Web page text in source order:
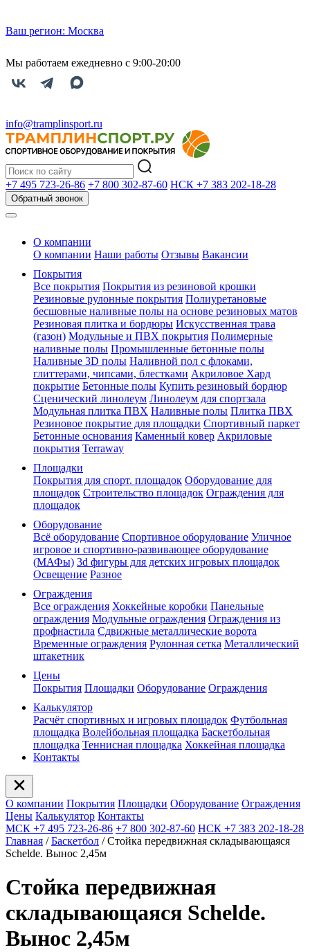
Ваш регион: Москва
Мы работаем ежедневно с 9:00-20:00
info@tramplinsport.ru
+7 495 723-26-86 +7 800 302-87-60 НСК +7 383 202-18-28
Обратный звонок
О компании
О компании Наши работы Отзывы Вакансии
Покрытия
Все покрытия Покрытия из резиновой крошки
Резиновые рулонные покрытия Полиуретановые
бесшовные наливные полы на основе резиновых матов
Резиновая плитка и бордюры Искусственная трава
(газон) Модульные и ПВХ покрытия Полимерные
наливные полы Промышленные бетонные полы
Наливные 3D полы Наливной пол с флоками,
глиттерами, чипсами, блестками Акриловое Хард
покрытие Бетонные полы Купить резиновый бордюр
Сценический линолеум Линолеум для спортзала
Модульная плитка ПВХ Наливные полы Плитка ПВХ
Резиновое покрытие для площадки Спортивный паркет
Бетонные основания Каменный ковер Акриловые
покрытия Terraway
Площадки
Покрытия для спорт. площадок Оборудование для
площадок Строительство площадок Ограждения для
площадок
Оборудование
Всё оборудование Спортивное оборудование Уличное
игровое и спортивно-развивающее оборудование
(МАФы) 3d фигуры для детских игровых площадок
Освещение Разное
Ограждения
Все ограждения Хоккейные коробки Панельные
ограждения Модульные ограждения Ограждения из
профнастила Сдвижные металлические ворота
Временные ограждения Рулонная сетка Металлический
штакетник
Цены
Покрытия Площадки Оборудование Ограждения
Калькулятор
Расчёт спортивных и игровых площадок Футбольная
площадка Волейбольная площадка Баскетбольная
площадка Теннисная площадка Хоккейная площадка
Контакты
О компании Покрытия Площадки Оборудование Ограждения
Цены Калькулятор Контакты
МСК +7 495 723-26-86 +7 800 302-87-60 НСК +7 383 202-18-28
Главная / Баскетбол / Стойка передвижная складывающаяся
Schelde. Вынос 2,45м
Стойка передвижная
складывающаяся Schelde.
Вынос 2,45м